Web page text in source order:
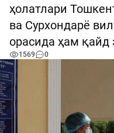
ҳолатлари
ва Сурхондарё
орасида ҳам қайд
1569 0